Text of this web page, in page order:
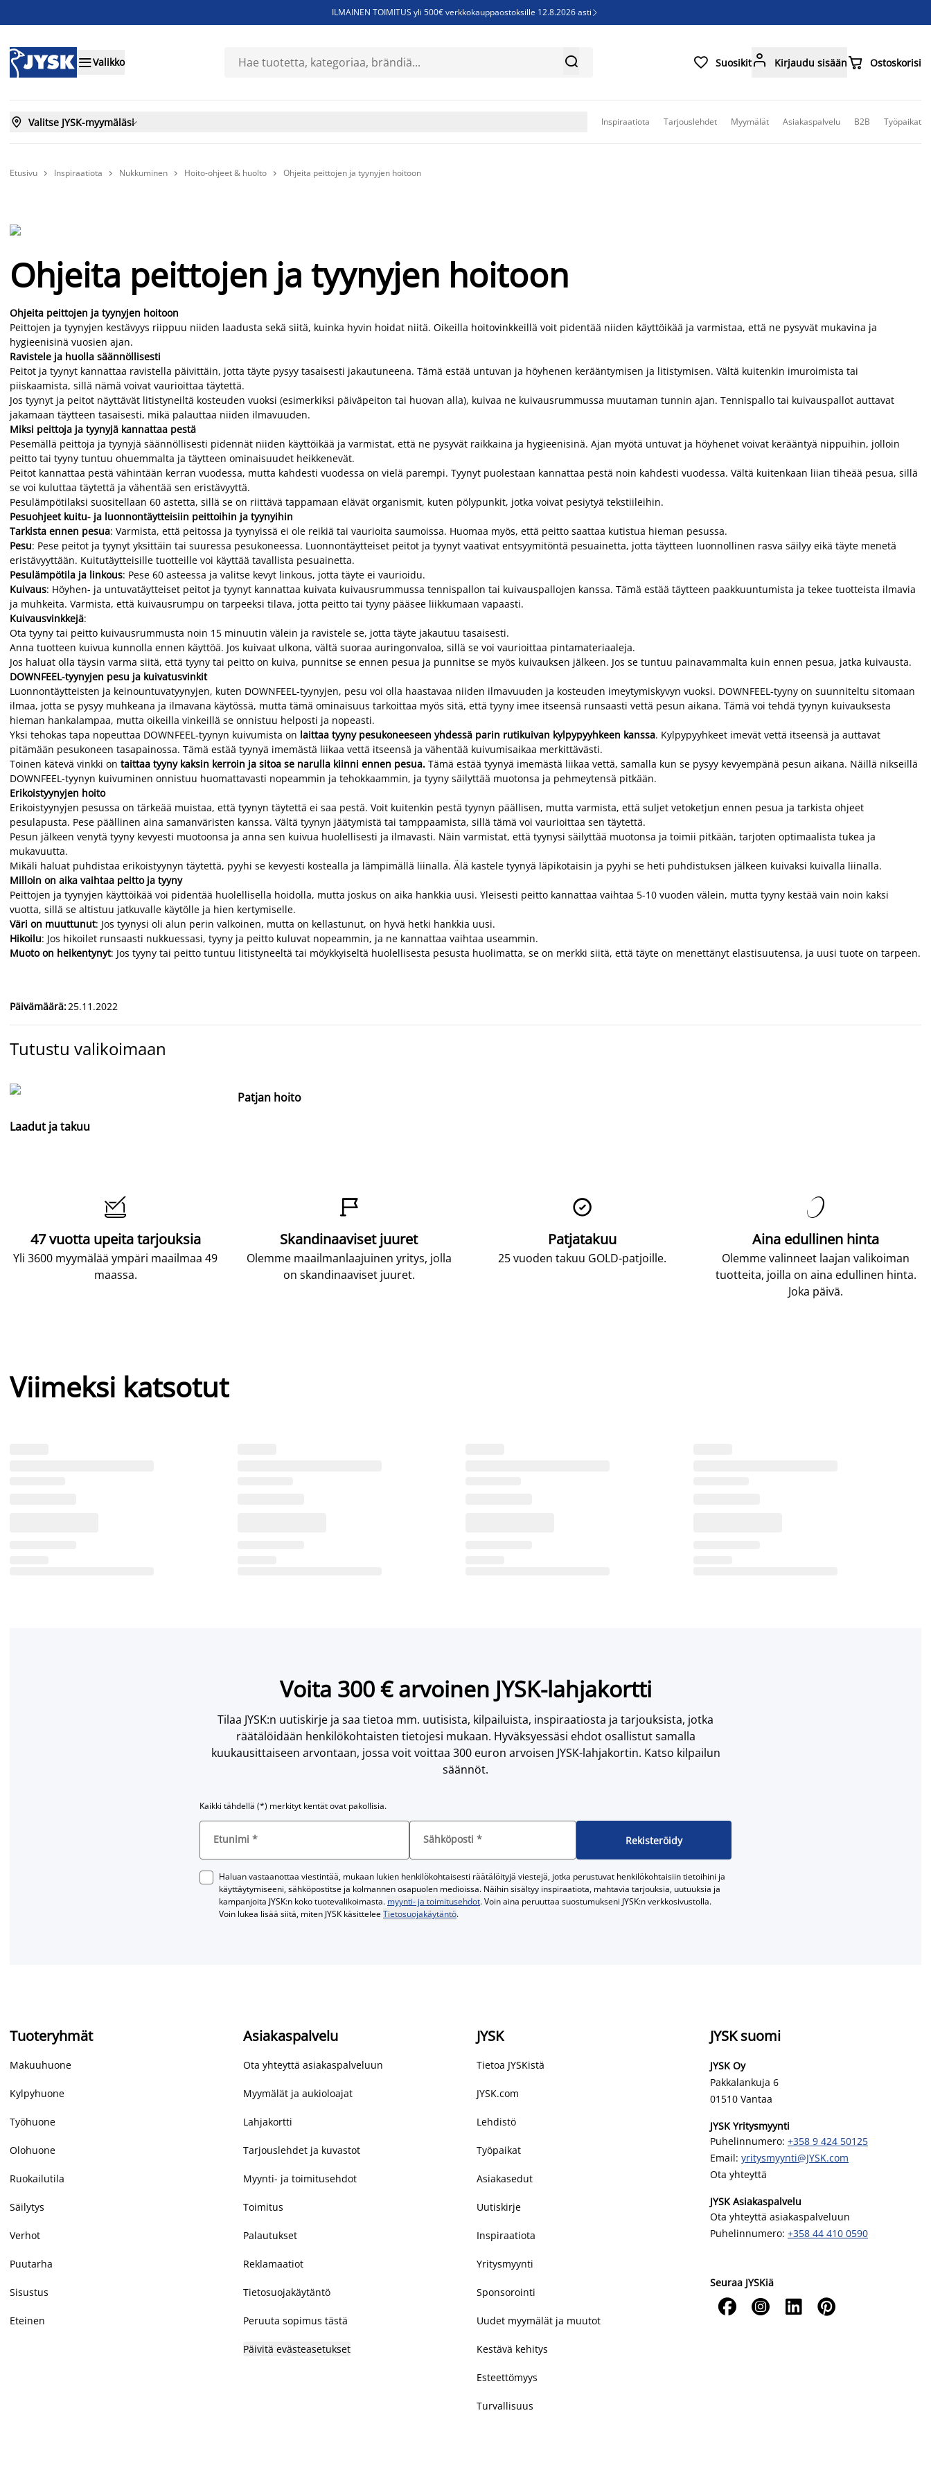
ILMAINEN TOIMITUS yli 500€ verkkokauppaostoksille 12.8.2026 asti 
Sijauspatjoja - Säästä jopa 60%
Valikko   Suosikit Kirjaudu sisään Ostoskorisi
 Valitse JYSK-myymäläsi Inspiraatiota Tarjouslehdet Myymälät Asiakaspalvelu B2B Työpaikat
Etusivu  Inspiraatiota  Nukkuminen  Hoito-ohjeet & huolto  Ohjeita peittojen ja tyynyjen hoitoon
Ohjeita peittojen ja tyynyjen hoitoon
Ohjeita peittojen ja tyynyjen hoitoon
Peittojen ja tyynyjen kestävyys riippuu niiden laadusta sekä siitä, kuinka hyvin hoidat niitä. Oikeilla hoitovinkkeillä voit pidentää niiden käyttöikää ja varmistaa, että ne pysyvät mukavina ja
hygieenisinä vuosien ajan.
Ravistele ja huolla säännöllisesti
Peitot ja tyynyt kannattaa ravistella päivittäin, jotta täyte pysyy tasaisesti jakautuneena. Tämä estää untuvan ja höyhenen kerääntymisen ja litistymisen. Vältä kuitenkin imuroimista tai
piiskaamista, sillä nämä voivat vaurioittaa täytettä.
Jos tyynyt ja peitot näyttävät litistyneiltä kosteuden vuoksi (esimerkiksi päiväpeiton tai huovan alla), kuivaa ne kuivausrummussa muutaman tunnin ajan. Tennispallo tai kuivauspallot auttavat
jakamaan täytteen tasaisesti, mikä palauttaa niiden ilmavuuden.
Miksi peittoja ja tyynyjä kannattaa pestä
Pesemällä peittoja ja tyynyjä säännöllisesti pidennät niiden käyttöikää ja varmistat, että ne pysyvät raikkaina ja hygieenisinä. Ajan myötä untuvat ja höyhenet voivat kerääntyä nippuihin, jolloin
peitto tai tyyny tuntuu ohuemmalta ja täytteen ominaisuudet heikkenevät.
Peitot kannattaa pestä vähintään kerran vuodessa, mutta kahdesti vuodessa on vielä parempi. Tyynyt puolestaan kannattaa pestä noin kahdesti vuodessa. Vältä kuitenkaan liian tiheää pesua, sillä
se voi kuluttaa täytettä ja vähentää sen eristävyyttä.
Pesulämpötilaksi suositellaan 60 astetta, sillä se on riittävä tappamaan elävät organismit, kuten pölypunkit, jotka voivat pesiytyä tekstiileihin.
Pesuohjeet kuitu- ja luonnontäytteisiin peittoihin ja tyynyihin
Tarkista ennen pesua: Varmista, että peitossa ja tyynyissä ei ole reikiä tai vaurioita saumoissa. Huomaa myös, että peitto saattaa kutistua hieman pesussa.
Pesu: Pese peitot ja tyynyt yksittäin tai suuressa pesukoneessa. Luonnontäytteiset peitot ja tyynyt vaativat entsyymitöntä pesuainetta, jotta täytteen luonnollinen rasva säilyy eikä täyte menetä
eristävyyttään. Kuitutäytteisille tuotteille voi käyttää tavallista pesuainetta.
Pesulämpötila ja linkous: Pese 60 asteessa ja valitse kevyt linkous, jotta täyte ei vaurioidu.
Kuivaus: Höyhen- ja untuvatäytteiset peitot ja tyynyt kannattaa kuivata kuivausrummussa tennispallon tai kuivauspallojen kanssa. Tämä estää täytteen paakkuuntumista ja tekee tuotteista ilmavia
ja muhkeita. Varmista, että kuivausrumpu on tarpeeksi tilava, jotta peitto tai tyyny pääsee liikkumaan vapaasti.
Kuivausvinkkejä:
Ota tyyny tai peitto kuivausrummusta noin 15 minuutin välein ja ravistele se, jotta täyte jakautuu tasaisesti.
Anna tuotteen kuivua kunnolla ennen käyttöä. Jos kuivaat ulkona, vältä suoraa auringonvaloa, sillä se voi vaurioittaa pintamateriaaleja.
Jos haluat olla täysin varma siitä, että tyyny tai peitto on kuiva, punnitse se ennen pesua ja punnitse se myös kuivauksen jälkeen. Jos se tuntuu painavammalta kuin ennen pesua, jatka kuivausta.
DOWNFEEL-tyynyjen pesu ja kuivatusvinkit
Luonnontäytteisten ja keinountuvatyynyjen, kuten DOWNFEEL-tyynyjen, pesu voi olla haastavaa niiden ilmavuuden ja kosteuden imeytymiskyvyn vuoksi. DOWNFEEL-tyyny on suunniteltu sitomaan
ilmaa, jotta se pysyy muhkeana ja ilmavana käytössä, mutta tämä ominaisuus tarkoittaa myös sitä, että tyyny imee itseensä runsaasti vettä pesun aikana. Tämä voi tehdä tyynyn kuivauksesta
hieman hankalampaa, mutta oikeilla vinkeillä se onnistuu helposti ja nopeasti.
Yksi tehokas tapa nopeuttaa DOWNFEEL-tyynyn kuivumista on laittaa tyyny pesukoneeseen yhdessä parin rutikuivan kylpypyyhkeen kanssa. Kylpypyyhkeet imevät vettä itseensä ja auttavat
pitämään pesukoneen tasapainossa. Tämä estää tyynyä imemästä liikaa vettä itseensä ja vähentää kuivumisaikaa merkittävästi.
Toinen kätevä vinkki on taittaa tyyny kaksin kerroin ja sitoa se narulla kiinni ennen pesua. Tämä estää tyynyä imemästä liikaa vettä, samalla kun se pysyy kevyempänä pesun aikana. Näillä nikseillä
DOWNFEEL-tyynyn kuivuminen onnistuu huomattavasti nopeammin ja tehokkaammin, ja tyyny säilyttää muotonsa ja pehmeytensä pitkään.
Erikoistyynyjen hoito
Erikoistyynyjen pesussa on tärkeää muistaa, että tyynyn täytettä ei saa pestä. Voit kuitenkin pestä tyynyn päällisen, mutta varmista, että suljet vetoketjun ennen pesua ja tarkista ohjeet
pesulapusta. Pese päällinen aina samanväristen kanssa. Vältä tyynyn jäätymistä tai tamppaamista, sillä tämä voi vaurioittaa sen täytettä.
Pesun jälkeen venytä tyyny kevyesti muotoonsa ja anna sen kuivua huolellisesti ja ilmavasti. Näin varmistat, että tyynysi säilyttää muotonsa ja toimii pitkään, tarjoten optimaalista tukea ja
mukavuutta.
Mikäli haluat puhdistaa erikoistyynyn täytettä, pyyhi se kevyesti kostealla ja lämpimällä liinalla. Älä kastele tyynyä läpikotaisin ja pyyhi se heti puhdistuksen jälkeen kuivaksi kuivalla liinalla.
Milloin on aika vaihtaa peitto ja tyyny
Peittojen ja tyynyjen käyttöikää voi pidentää huolellisella hoidolla, mutta joskus on aika hankkia uusi. Yleisesti peitto kannattaa vaihtaa 5-10 vuoden välein, mutta tyyny kestää vain noin kaksi
vuotta, sillä se altistuu jatkuvalle käytölle ja hien kertymiselle.
Väri on muuttunut: Jos tyynysi oli alun perin valkoinen, mutta on kellastunut, on hyvä hetki hankkia uusi.
Hikoilu: Jos hikoilet runsaasti nukkuessasi, tyyny ja peitto kuluvat nopeammin, ja ne kannattaa vaihtaa useammin.
Muoto on heikentynyt: Jos tyyny tai peitto tuntuu litistyneeltä tai möykkyiseltä huolellisesta pesusta huolimatta, se on merkki siitä, että täyte on menettänyt elastisuutensa, ja uusi tuote on tarpeen.
Päivämäärä:25.11.2022
Tutustu valikoimaan
Laadut ja takuu
Patjan hoito

47 vuotta upeita tarjouksia
Yli 3600 myymälää ympäri maailmaa 49
maassa.

Skandinaaviset juuret
Olemme maailmanlaajuinen yritys, jolla
on skandinaaviset juuret.

Patjatakuu
25 vuoden takuu GOLD-patjoille.

Aina edullinen hinta
Olemme valinneet laajan valikoiman
tuotteita, joilla on aina edullinen hinta.
Joka päivä.
Viimeksi katsotut
Voita 300 € arvoinen JYSK-lahjakortti
Tilaa JYSK:n uutiskirje ja saa tietoa mm. uutisista, kilpailuista, inspiraatiosta ja tarjouksista, jotka
räätälöidään henkilökohtaisten tietojesi mukaan. Hyväksyessäsi ehdot osallistut samalla
kuukausittaiseen arvontaan, jossa voit voittaa 300 euron arvoisen JYSK-lahjakortin. Katso kilpailun
säännöt.
Kaikki tähdellä (*) merkityt kentät ovat pakollisia.
Etunimi * Sähköposti * Rekisteröidy
Haluan vastaanottaa viestintää, mukaan lukien henkilökohtaisesti räätälöityjä viestejä, jotka perustuvat henkilökohtaisiin tietoihini ja
käyttäytymiseeni, sähköpostitse ja kolmannen osapuolen medioissa. Näihin sisältyy inspiraatiota, mahtavia tarjouksia, uutuuksia ja
kampanjoita JYSK:n koko tuotevalikoimasta. myynti- ja toimitusehdot. Voin aina peruuttaa suostumukseni JYSK:n verkkosivustolla.
Voin lukea lisää siitä, miten JYSK käsitteleeTietosuojakäytäntö.
Tuoteryhmät
Makuuhuone
Kylpyhuone
Työhuone
Olohuone
Ruokailutila
Säilytys
Verhot
Puutarha
Sisustus
Eteinen
Asiakaspalvelu
Ota yhteyttä asiakaspalveluun
Myymälät ja aukioloajat
Lahjakortti
Tarjouslehdet ja kuvastot
Myynti- ja toimitusehdot
Toimitus
Palautukset
Reklamaatiot
Tietosuojakäytäntö
Peruuta sopimus tästä
Päivitä evästeasetukset
JYSK
Tietoa JYSKistä
JYSK.com
Lehdistö
Työpaikat
Asiakasedut
Uutiskirje
Inspiraatiota
Yritysmyynti
Sponsorointi
Uudet myymälät ja muutot
Kestävä kehitys
Esteettömyys
Turvallisuus
JYSK suomi
JYSK Oy
Pakkalankuja 6
01510 Vantaa
JYSK Yritysmyynti
Puhelinnumero: +358 9 424 50125
Email: yritysmyynti@JYSK.com
Ota yhteyttä
JYSK Asiakaspalvelu
Ota yhteyttä asiakaspalveluun
Puhelinnumero: +358 44 410 0590
Seuraa JYSKiä
   